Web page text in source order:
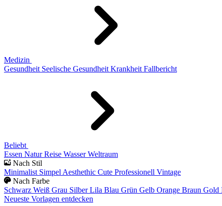
Medizin
Gesundheit Seelische Gesundheit Krankheit Fallbericht
Beliebt
Essen Natur Reise Wasser Weltraum
Nach Stil
Minimalist Simpel Aesthethic Cute Professionell Vintage
Nach Farbe
Schwarz Weiß Grau Silber Lila Blau Grün Gelb Orange Braun Gold
Neueste Vorlagen entdecken